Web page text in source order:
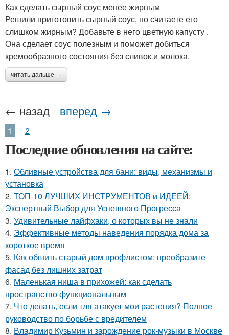
Как сделать сырный соус менее жирным
Решили приготовить сырный соус, но считаете его
слишком жирным? Добавьте в него цветную капусту .
Она сделает соус полезным и поможет добиться
кремообразного состояния без сливок и молока.
читать дальше →
← назад вперед →
1 2
Последние обновления на сайте:
1. Обливные устройства для бани: виды, механизмы и
установка
2. ТОП-10 ЛУЧШИХ ИНСТРУМЕНТОВ и ИДЕЕЙ:
Экспертный Выбор для Успешного Прогресса
3. Удивительные лайфхаки, о которых вы не знали
4. Эффективные методы наведения порядка дома за
короткое время
5. Как обшить старый дом профлистом: преобразите
фасад без лишних затрат
6. Маленькая ниша в прихожей: как сделать
пространство функциональным
7. Что делать, если тля атакует мои растения? Полное
руководство по борьбе с вредителем
8. Владимир Кузьмин и зарождение рок-музыки в Москве